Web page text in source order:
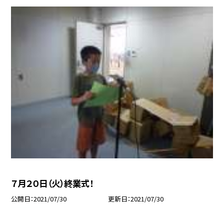
７月２０日（火）終業式！
公開日 2021/07/30 更新日 2021/07/30